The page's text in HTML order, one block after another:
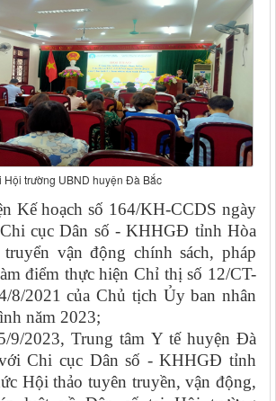
Hội trường UBND huyện Đà Bắc
hoạch số 164/KH-CCDS ngày
cục Dân số - KHHGĐ tỉnh Hòa
vận động chính sách, pháp
điểm thực hiện Chỉ thị số 12/CT-
8/2021 của Chủ tịch Ủy ban nhân
năm 2023;
Trung tâm Y tế huyện Đà
Chi cục Dân số - KHHGĐ tỉnh
Hội thảo tuyên truyền, vận động,